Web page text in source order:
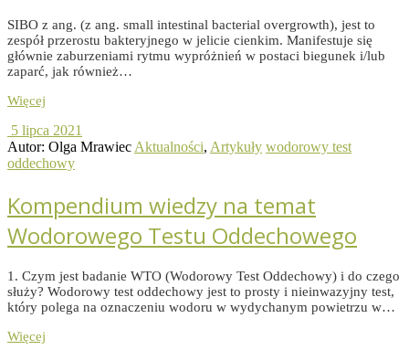
SIBO z ang. (z ang. small intestinal bacterial overgrowth), jest to
zespół przerostu bakteryjnego w jelicie cienkim. Manifestuje się
głównie zaburzeniami rytmu wypróżnień w postaci biegunek i/lub
zaparć, jak również…
Więcej
5 lipca 2021
Autor: Olga Mrawiec Aktualności, Artykuły wodorowy test
oddechowy
Kompendium wiedzy na temat
Wodorowego Testu Oddechowego
1. Czym jest badanie WTO (Wodorowy Test Oddechowy) i do czego
służy? Wodorowy test oddechowy jest to prosty i nieinwazyjny test,
który polega na oznaczeniu wodoru w wydychanym powietrzu w…
Więcej